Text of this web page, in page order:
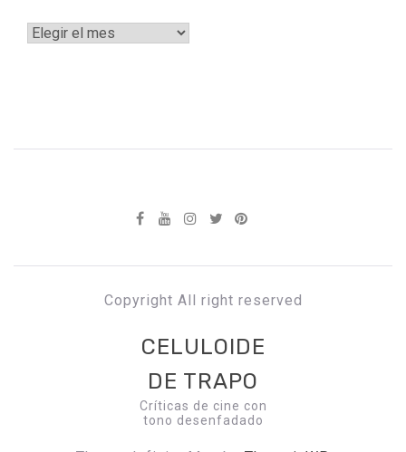
Archivos
Copyright All right reserved
CELULOIDE
DE TRAPO
Críticas de cine con
tono desenfadado